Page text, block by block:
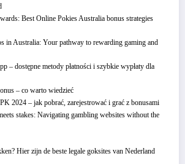
Best Online Pokies Australia bonus strategies
in Australia: Your pathway to rewarding gaming and
– dostępne metody płatności i szybkie wypłaty dla
– co warto wiedzieć
2024 – jak pobrać, zarejestrować i grać z bonusami
stakes: Navigating gambling websites without the
Hier zijn de beste legale goksites van Nederland